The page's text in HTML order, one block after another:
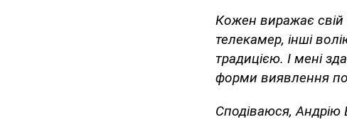
Кожен виражає свій
телекамер, інші
традицією. І мені
форми виявлення
Сподіваюся, Андрію